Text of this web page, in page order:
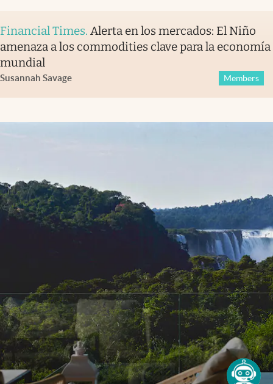
Financial Times. Alerta en los mercados: El Niño
amenaza a los commodities clave para la economía
mundial
Susannah Savage Members